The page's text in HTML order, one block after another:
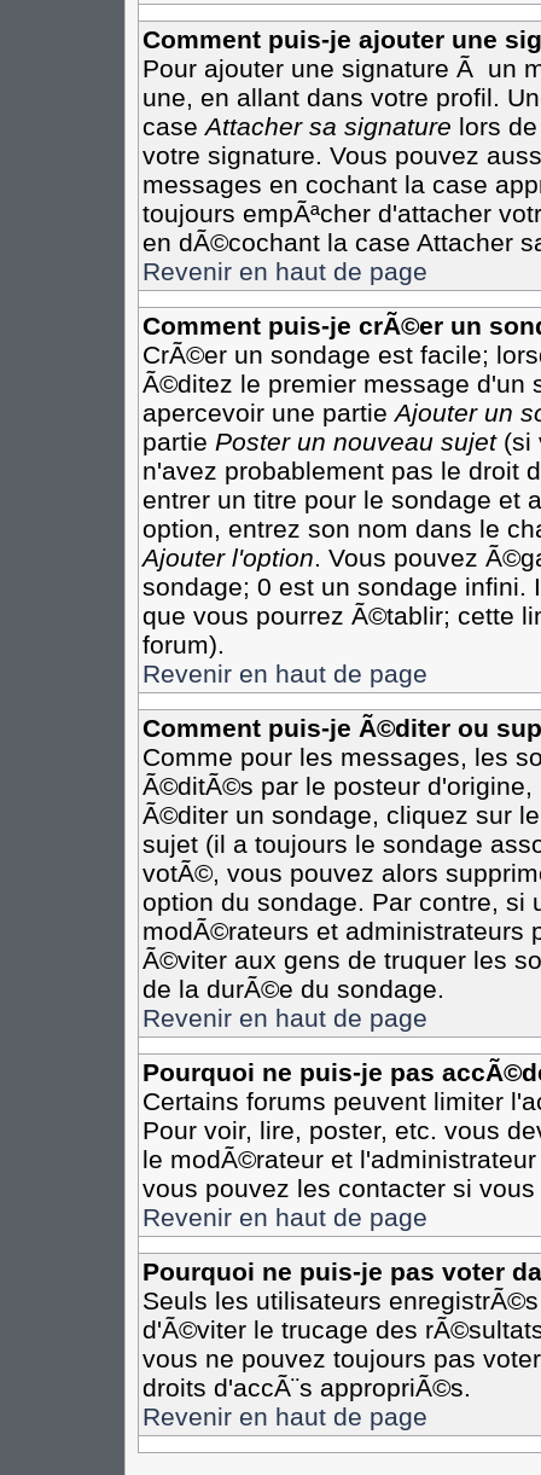
Comment puis-je ajouter une
Pour ajouter une signature Ã un
une, en allant dans votre profil.
caseAttacher sa signature lors
votre signature. Vous pouvez
messages en cochant la case
toujours empÃªcher d'attacher
en dÃ©cochant la case Attacher
Revenir en haut de page
Comment puis-je crÃ©er un
CrÃ©er un sondage est facile;
Ã©ditez le premier message d'un
apercevoir une partieAjouter un
partie Poster un nouveau sujet(si
n'avez probablement pas le droit
entrer un titre pour le sondage et
option, entrez son nom dans le
Ajouter l'option. Vous pouvez
sondage; 0 est un sondage infini.
que vous pourrez Ã©tablir; cette
forum).
Revenir en haut de page
Comment puis-je Ã©diter ou
Comme pour les messages, les
Ã©ditÃ©s par le posteur
Ã©diter un sondage, cliquez sur
sujet (il a toujours le sondage
votÃ©, vous pouvez alors
option du sondage. Par contre,
modÃ©rateurs et administrateurs
Ã©viter aux gens de truquer les
de la durÃ©e du sondage.
Revenir en haut de page
Pourquoi ne puis-je pas
Certains forums peuvent limiter
Pour voir, lire, poster, etc. vous
le modÃ©rateur et
vous pouvez les contacter si
Revenir en haut de page
Pourquoi ne puis-je pas voter
Seuls les utilisateurs
d'Ã©viter le trucage des
vous ne pouvez toujours pas
droits d'accÃ¨s appropriÃ©s.
Revenir en haut de page